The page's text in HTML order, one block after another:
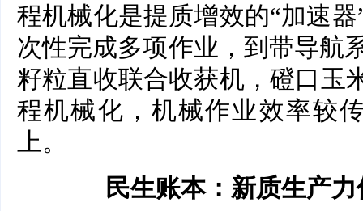
程机械化是提质增效的“加速
次性完成多项作业，到带导航
籽粒直收联合收获机，磴口玉
程机械化，机械作业效率较
上。
民生账本：新质生产